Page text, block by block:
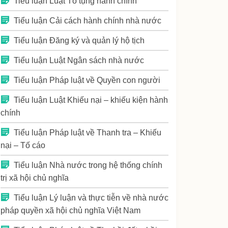
Tiểu luận Cải cách hành chính nhà nước
Tiểu luận Đăng ký và quản lý hộ tịch
Tiểu luận Luật Ngân sách nhà nước
Tiểu luận Pháp luật về Quyền con người
Tiểu luận Luật Khiếu nại – khiếu kiện hành
chính
Tiểu luận Pháp luật về Thanh tra – Khiếu
nại – Tố cáo
Tiểu luận Nhà nước trong hệ thống chính
trị xã hội chủ nghĩa
Tiểu luận Lý luận và thực tiễn về nhà nước
pháp quyền xã hội chủ nghĩa Việt Nam